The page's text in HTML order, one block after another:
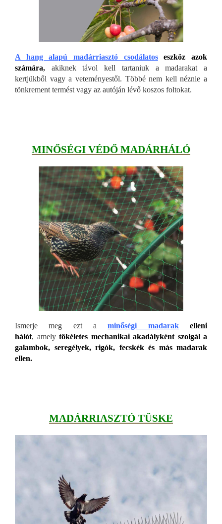
A hang alapú madárriasztó csodálatos
eszköz azok
számára, akiknek távol kell tartaniuk a madarakat a
kertjükből vagy a veteményestől. Többé nem kell néznie a
tönkrement termést vagy az autóján lévő koszos foltokat.
MINŐSÉGI VÉDŐ MADÁRHÁLÓ
Ismerje meg ezt aminőségi madarak
elleni
hálót, amely tökéletes mechanikai akadályként szolgál a
galambok, seregélyek, rigók, fecskék és más madarak
ellen.
MADÁRRIASZTÓ TÜSKE